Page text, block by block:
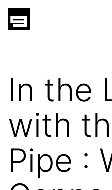
Skip
gatsu
In the
with
Pipe :